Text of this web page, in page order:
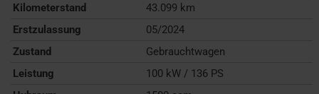
Kilometerstand
43.099 km
Erstzulassung
05/2024
Zustand
Gebrauchtwagen
Leistung
100 kW / 136 PS